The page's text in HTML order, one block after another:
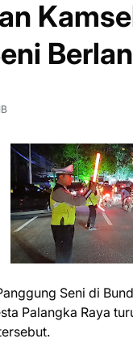
Seni di
Palangka Raya